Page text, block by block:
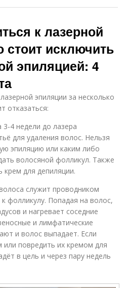
к лазерной
стоит исключить
эпиляцией: 4
эпиляции за несколько
отказаться:
3-4 недели до лазера
для удаления волос. Нельзя
эпиляцию или каким либо
волосяной фолликул. Также
крем для депиляции.
служит проводником
к фолликулу. Попадая на волос,
и нагревает соседние
и лимфатические
и волос выпадает. Если
или повредить их кремом для
в цель и через пару недель